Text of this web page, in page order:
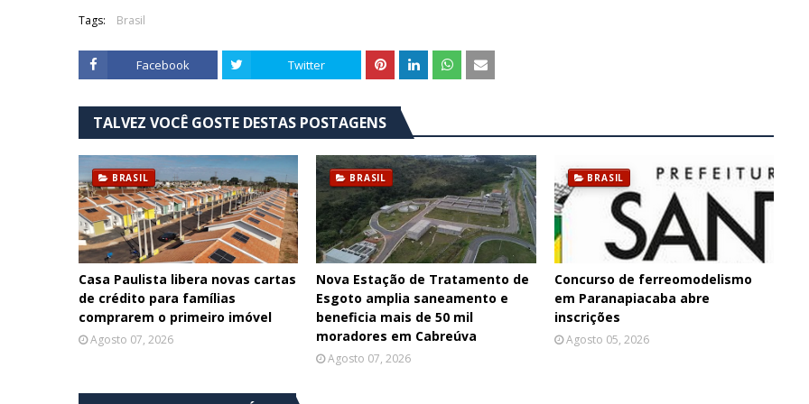
Tags: Brasil
Facebook Twitter
TALVEZ VOCÊ GOSTE DESTAS POSTAGENS
BRASIL
Casa Paulista libera novas cartas
de crédito para famílias
comprarem o primeiro imóvel
Agosto 07, 2026
BRASIL
Nova Estação de Tratamento de
Esgoto amplia saneamento e
beneficia mais de 50 mil
moradores em Cabreúva
Agosto 07, 2026
BRASIL
Concurso de ferreomodelismo
em Paranapiacaba abre
inscrições
Agosto 05, 2026